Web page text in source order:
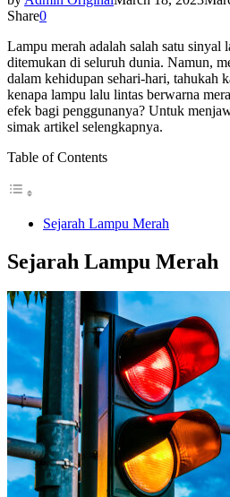
Share0
Lampu merah adalah salah satu
ditemukan di seluruh dunia. Namun,
dalam kehidupan sehari-hari, tahukah
kenapa lampu lalu lintas berwarna
efek bagi penggunanya? Untuk
simak artikel selengkapnya.
Table of Contents
Sejarah Lampu Merah
Sejarah Lampu Merah